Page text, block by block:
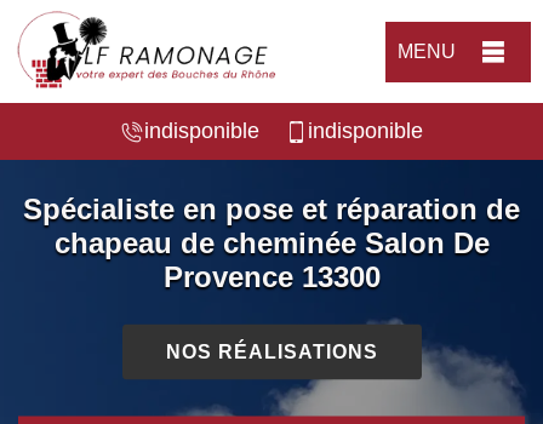
MENU
indisponible indisponible
Spécialiste en pose et réparation de
chapeau de cheminée Salon De
Provence 13300
NOS RÉALISATIONS